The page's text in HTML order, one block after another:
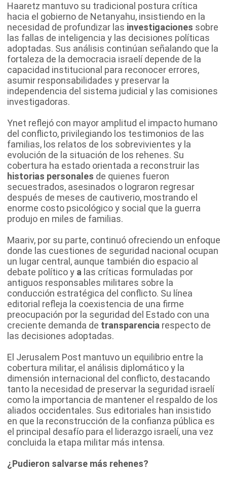
Haaretz mantuvo su tradicional postura crítica
hacia el gobierno de Netanyahu, insistiendo en la
necesidad de profundizar las investigaciones sobre
las fallas de inteligencia y las decisiones políticas
adoptadas. Sus análisis continúan señalando que la
fortaleza de la democracia israelí depende de la
capacidad institucional para reconocer errores,
asumir responsabilidades y preservar la
independencia del sistema judicial y las comisiones
investigadoras.
Ynet reflejó con mayor amplitud el impacto humano
del conflicto, privilegiando los testimonios de las
familias, los relatos de los sobrevivientes y la
evolución de la situación de los rehenes. Su
cobertura ha estado orientada a reconstruir las
historias personales de quienes fueron
secuestrados, asesinados o lograron regresar
después de meses de cautiverio, mostrando el
enorme costo psicológico y social que la guerra
produjo en miles de familias.
Maariv, por su parte, continuó ofreciendo un enfoque
donde las cuestiones de seguridad nacional ocupan
un lugar central, aunque también dio espacio al
debate político y a las críticas formuladas por
antiguos responsables militares sobre la
conducción estratégica del conflicto. Su línea
editorial refleja la coexistencia de una firme
preocupación por la seguridad del Estado con una
creciente demanda de transparencia respecto de
las decisiones adoptadas.
El Jerusalem Post mantuvo un equilibrio entre la
cobertura militar, el análisis diplomático y la
dimensión internacional del conflicto, destacando
tanto la necesidad de preservar la seguridad israelí
como la importancia de mantener el respaldo de los
aliados occidentales. Sus editoriales han insistido
en que la reconstrucción de la confianza pública es
el principal desafío para el liderazgo israelí, una vez
concluida la etapa militar más intensa.
¿Pudieron salvarse más rehenes?